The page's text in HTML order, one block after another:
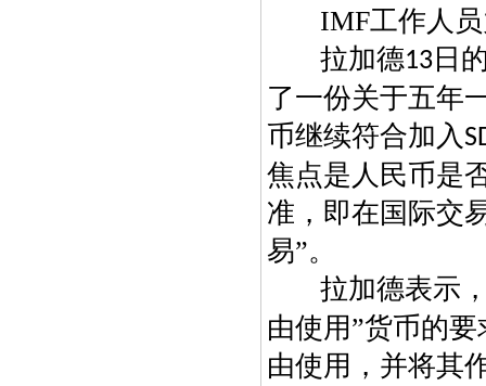
IMF工作人
拉加德13 日
了一份关于五年
币继续符合加入
焦点是人民币是
准，即在国际交
易”。
拉加德表示
由使用”货币的
由使用，并将其